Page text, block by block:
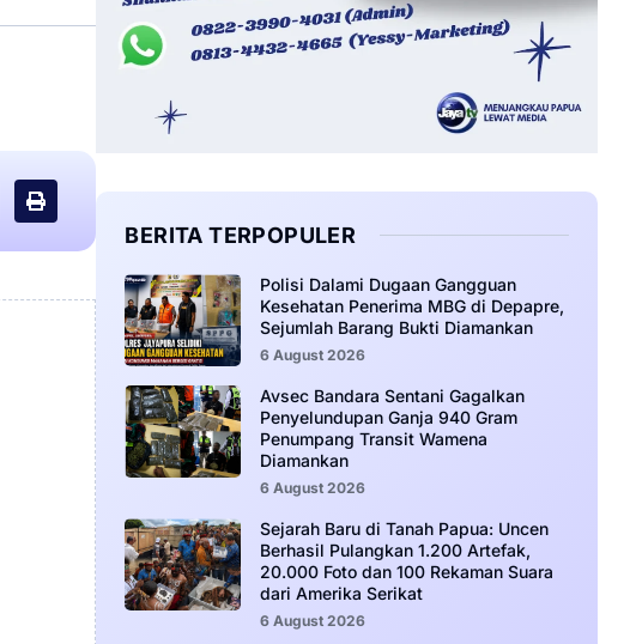
BERITA TERPOPULER
‎Polisi Dalami Dugaan Gangguan
Kesehatan Penerima MBG di Depapre,
Sejumlah Barang Bukti Diamankan
6 August 2026
Avsec Bandara Sentani Gagalkan
Penyelundupan Ganja 940 Gram
Penumpang Transit Wamena
Diamankan
6 August 2026
Sejarah Baru di Tanah Papua: Uncen
Berhasil Pulangkan 1.200 Artefak,
20.000 Foto dan 100 Rekaman Suara
dari Amerika Serikat
6 August 2026